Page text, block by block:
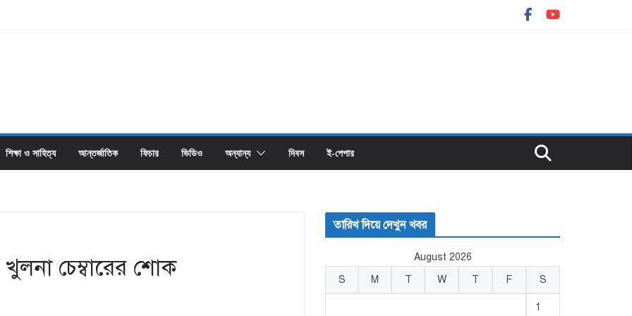
শিক্ষা ও সাহিত্য আন্তর্জাতিক ফিচার ভিডিও অন্যান্য দিবস ই-পেপার
খুলনা চেম্বারের শোক
তারিখ দিয়ে দেখুন খবর
August 2026
S
M T W T F S
1